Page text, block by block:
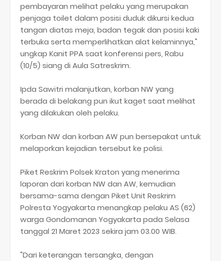
pembayaran melihat pelaku yang merupakan
penjaga toilet dalam posisi duduk dikursi kedua
tangan diatas meja, badan tegak dan posisi kaki
terbuka serta memperlihatkan alat kelaminnya,"
ungkap Kanit PPA saat konferensi pers, Rabu
(10/5) siang di Aula Satreskrim.
Ipda Sawitri malanjutkan, korban NW yang
berada di belakang pun ikut kaget saat melihat
yang dilakukan oleh pelaku.
Korban NW dan korban AW pun bersepakat untuk
melaporkan kejadian tersebut ke polisi.
Piket Reskrim Polsek Kraton yang menerima
laporan dari korban NW dan AW, kemudian
bersama-sama dengan Piket Unit Reskrim
Polresta Yogyakarta menangkap pelaku AS (62)
warga Gondomanan Yogyakarta pada Selasa
tanggal 21 Maret 2023 sekira jam 03.00 WIB.
"Dari keterangan tersangka, dengan